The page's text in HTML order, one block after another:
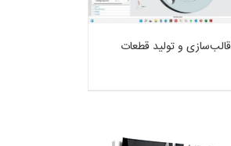
قالب‌سازی و تولید قطعات